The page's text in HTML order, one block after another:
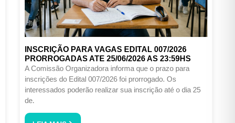
INSCRIÇÃO PARA VAGAS EDITAL 007/2026
PRORROGADAS ATE 25/06/2026 AS 23:59HS
A Comissão Organizadora informa que o prazo para
inscrições do Edital 007/2026 foi prorrogado. Os
interessados poderão realizar sua inscrição até o dia 25
de.